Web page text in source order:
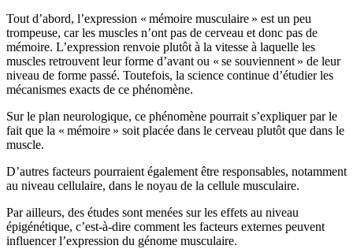
Tout d’abord, l’expression « mémoire musculaire » est un peu
trompeuse, car les muscles n’ont pas de cerveau et donc pas de
mémoire. L’expression renvoie plutôt à la vitesse à laquelle les
muscles retrouvent leur forme d’avant ou « se souviennent » de leur
niveau de forme passé. Toutefois, la science continue d’étudier les
mécanismes exacts de ce phénomène.
Sur le plan neurologique, ce phénomène pourrait s’expliquer par le
fait que la « mémoire » soit placée dans le cerveau plutôt que dans le
muscle.
D’autres facteurs pourraient également être responsables, notamment
au niveau cellulaire, dans le noyau de la cellule musculaire.
Par ailleurs, des études sont menées sur les effets au niveau
épigénétique, c’est-à-dire comment les facteurs externes peuvent
influencer l’expression du génome musculaire.